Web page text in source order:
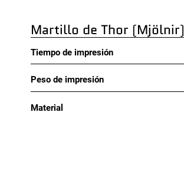
Martillo de Thor (Mjölnir)
Tiempo de impresión
Peso de impresión
Material